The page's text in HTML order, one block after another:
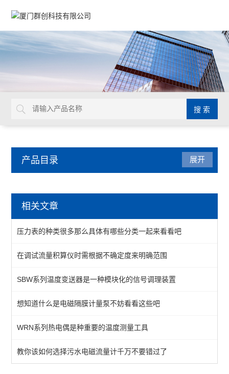
产品目录
压力表附件
普通压力表
防腐压力表
数显压力表
全不锈钢压力表
油表（耐震压力表）
压力变送器
展开
相关文章
压力表的种类很多那么具体有哪些分类一起来看看吧
在调试流量积算仪时需根据不确定度来明确范围
SBW系列温度变送器是一种模块化的信号调理装置
想知道什么是电磁隔膜计量泵不妨看看这些吧
WRN系列热电偶是种重要的温度测量工具
教你该如何选择污水电磁流量计千万不要错过了